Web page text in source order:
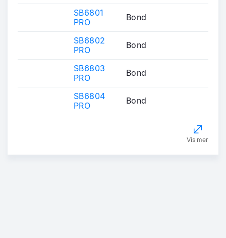
SB6801
PRO
Bond
SB6802
PRO
Bond
SB6803
PRO
Bond
SB6804
PRO
Bond
Vis mer